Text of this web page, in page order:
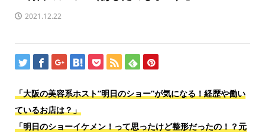
2021.12.22
「大阪の美容系ホスト”明日のショー”が気になる！経歴や働い
ているお店は？」
「明日のショーイケメン！って思ったけど整形だったの！？元